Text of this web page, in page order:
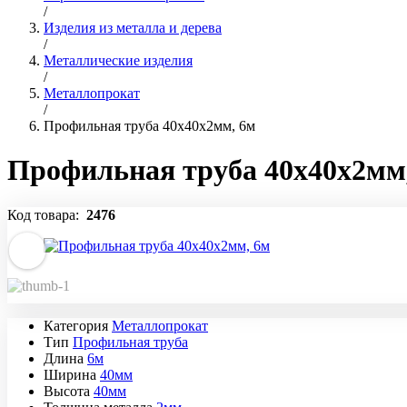
/
Изделия из металла и дерева
/
Mеталлические изделия
/
Металлопрокат
/
Профильная труба 40x40x2мм, 6м
Профильная труба
Код товара: 2476
Категория Металлопрокат
Тип Профильная труба
Длина 6м
Ширина 40мм
Высота 40мм